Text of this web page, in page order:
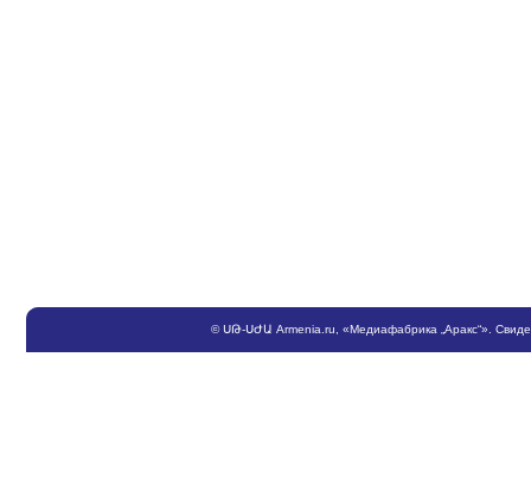
©ՍԹ-ՍԺԱ Armenia.ru , «Медиафабрика „Аракс“».